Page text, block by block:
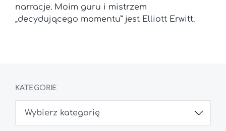
narracje. Moim guru i mistrzem
„decydującego momentu” jest Elliott Erwitt.
KATEGORIE
e